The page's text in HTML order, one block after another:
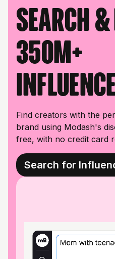
Search
350M+
Find creators with the
brand using Modash's
free, with no credit card
Search for